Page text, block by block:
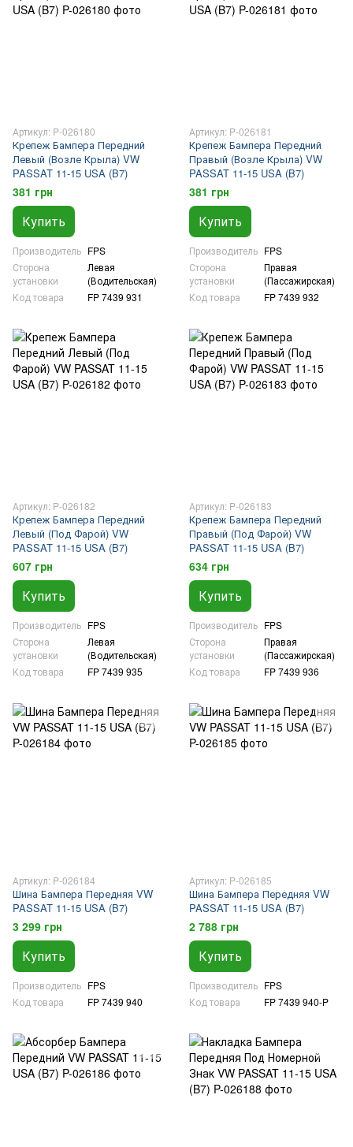
Артикул: P-026180
Крепеж Бампера Передний
Левый (Возле Крыла) VW
PASSAT 11-15 USA (B7)
381 грн
Купить
Производитель FPS
Сторона
установки
Левая
(Водительская)
Код товара
FP 7439 931
Артикул: P-026181
Крепеж Бампера Передний
Правый (Возле Крыла) VW
PASSAT 11-15 USA (B7)
381 грн
Купить
Производитель FPS
Сторона
установки
Правая
(Пассажирская)
Код товара
FP 7439 932
Артикул: P-026182
Крепеж Бампера Передний
Левый (Под Фарой) VW
PASSAT 11-15 USA (B7)
607 грн
Купить
Производитель FPS
Сторона
установки
Левая
(Водительская)
Код товара
FP 7439 935
Артикул: P-026183
Крепеж Бампера Передний
Правый (Под Фарой) VW
PASSAT 11-15 USA (B7)
634 грн
Купить
Производитель FPS
Сторона
установки
Правая
(Пассажирская)
Код товара
FP 7439 936
Артикул: P-026184
Шина Бампера Передняя VW
PASSAT 11-15 USA (B7)
3 299 грн
Купить
Производитель FPS
Код товара
FP 7439 940
Артикул: P-026185
Шина Бампера Передняя VW
PASSAT 11-15 USA (B7)
2 788 грн
Купить
Производитель FPS
Код товара
FP 7439 940-P